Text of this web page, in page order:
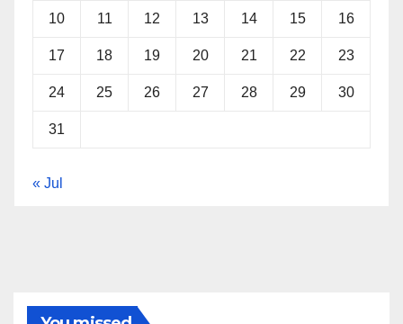
10 11 12 13 14 15 16
17 18 19 20 21 22 23
24 25 26 27 28 29 30
31
« Jul